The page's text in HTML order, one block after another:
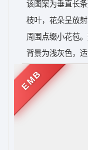
该图案为垂直长
枝叶，花朵呈放
周围点缀小花苞
背景为浅灰色，
EMB